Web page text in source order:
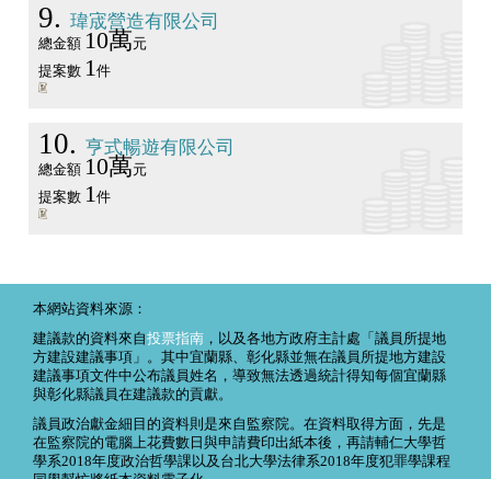
9 瑋宬營造有限公司
總金額 10萬元
提案數 1件
10 亨式暢遊有限公司
總金額 10萬元
提案數 1件
本網站資料來源：
建議款的資料來自投票指南 ，以及各地方政府主計處「議員所提地
方建設建議事項」。其中宜蘭縣、彰化縣並無在議員所提地方建設
建議事項文件中公布議員姓名，導致無法透過統計得知每個宜蘭縣
與彰化縣議員在建議款的貢獻。
議員政治獻金細目的資料則是來自監察院。在資料取得方面，先是
在監察院的電腦上花費數日與申請費印出紙本後，再請輔仁大學哲
學系2018年度政治哲學課以及台北大學法律系2018年度犯罪學課程